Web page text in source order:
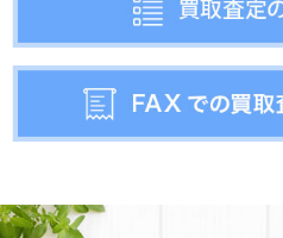
中古美容機器 入荷しました
①ハイパーナイフ（痩身機器）/ 人気のハイ
すお早めにご検討ください。
③GSD G-SHOT（痩身機器）/ GSD社のHIFU
④コラーゲンマシン（美容機器）/ 日本製のコ